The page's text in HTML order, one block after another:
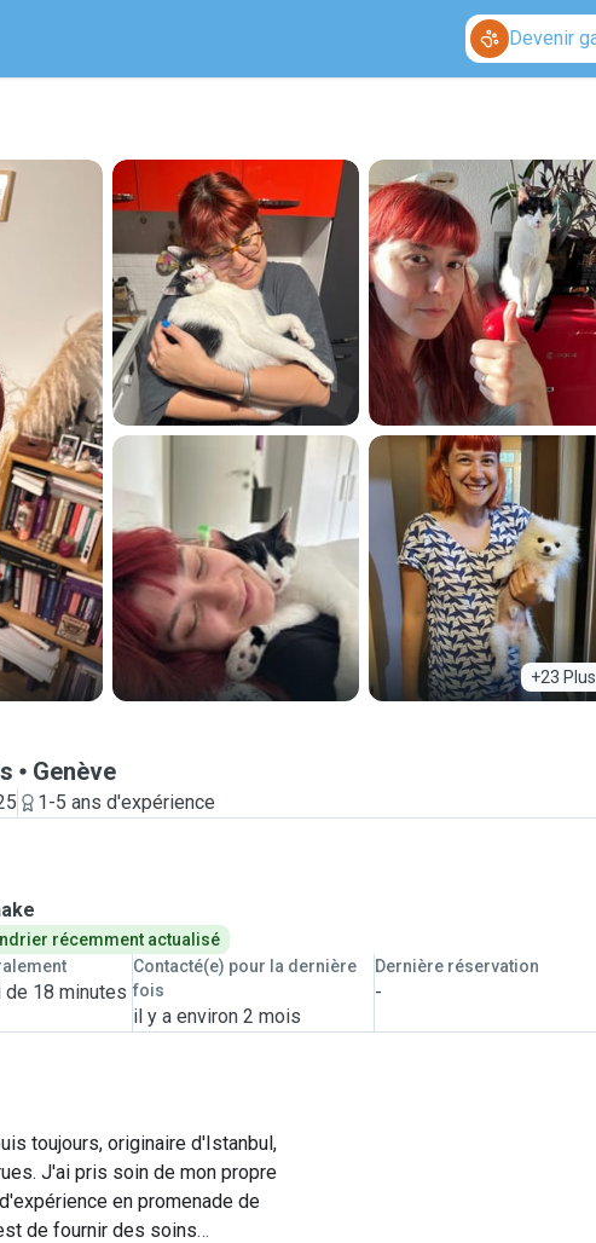
Devenir
+23 Plus
Genève
1-5 ans d'expérience
récemment actualisé
de 18 minutes
Contacté(e) pour la dernière
fois
il y a environ 2 mois
Dernière réservation
-
toujours, originaire d'Istanbul,
J'ai pris soin de mon propre
en promenade de
de fournir des soins